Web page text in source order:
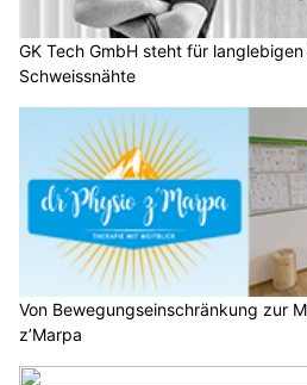
GK Tech GmbH steht für
Schweissnähte
Von Bewegungseinschränkung zur
z’Marpa